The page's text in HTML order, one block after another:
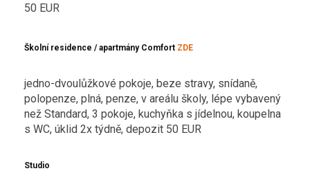
50 EUR
Školní residence / apartmány Comfort ZDE
jedno-dvoulůžkové pokoje, beze stravy, snídaně,
polopenze, plná, penze, v areálu školy, lépe vybavený
než Standard, 3 pokoje, kuchyňka s jídelnou, koupelna
s WC, úklid 2x týdně, depozit 50 EUR
Studio